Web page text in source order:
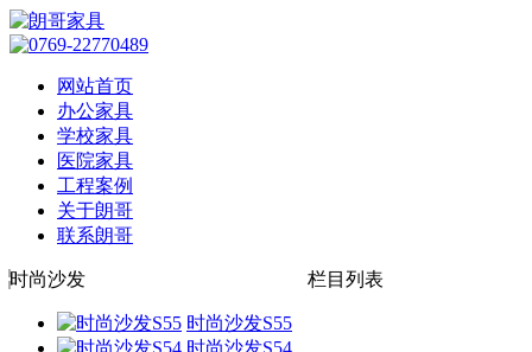
网站首页
办公家具
学校家具
医院家具
工程案例
关于朗哥
联系朗哥
时尚沙发 栏目列表
时尚沙发S55
时尚沙发S54